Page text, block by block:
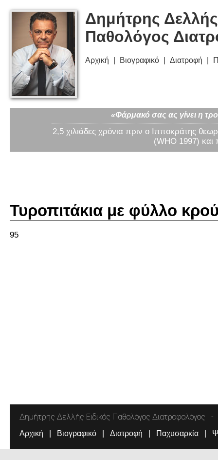
Δημήτρης
Παθολόγος
Αρχική Βιογραφικό Διατροφή
«Φάρμακό σας ας γίνει η
2,5 χιλιάδες χρόνια πριν ο Ιπποκράτης
(WHO 1997) και
Τυροπιτάκια με φύλλο
95
Δημήτρης Δελλής Ειδικός Παθολόγος Διατροφολόγος
Αρχική Βιογραφικό Διατροφή Παχυσαρκία